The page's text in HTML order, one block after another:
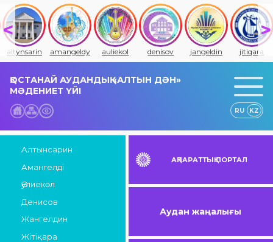
altynsarin amangeldy auliekol denisov jangeldin jitiqara
ҚОСТАНАЙ АУДАНДЫҚ «АЛТЫН ДӘН»
МӘДЕНИЕТ ҮЙІ
RU KZ
Алтынсарин
Амангелді
Әулиекөл
Денисов
Жангелдин
Жітіқара
АҚПАРАТТЫҚ ПОРТАЛ
Аудан жаңалығы